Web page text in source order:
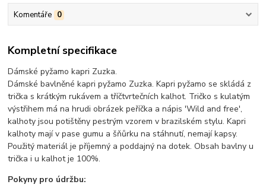
Komentáře 0
Kompletní specifikace
Dámské pyžamo kapri Zuzka.
Dámské bavlněné kapri pyžamo Zuzka. Kapri pyžamo se skládá z
trička s krátkým rukávem a tříčtvrtečních kalhot. Tričko s kulatým
výstřihem má na hrudi obrázek peříčka a nápis 'Wild and free',
kalhoty jsou potištěny pestrým vzorem v brazilském stylu. Kapri
kalhoty mají v pase gumu a šňůrku na stáhnutí, nemají kapsy.
Použitý materiál je příjemný a poddajný na dotek. Obsah bavlny u
trička i u kalhot je 100%.
Pokyny pro údržbu: